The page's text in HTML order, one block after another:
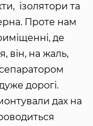
ізолятори та
Проте нам
де
він, на жаль,
дорогі.
дах на